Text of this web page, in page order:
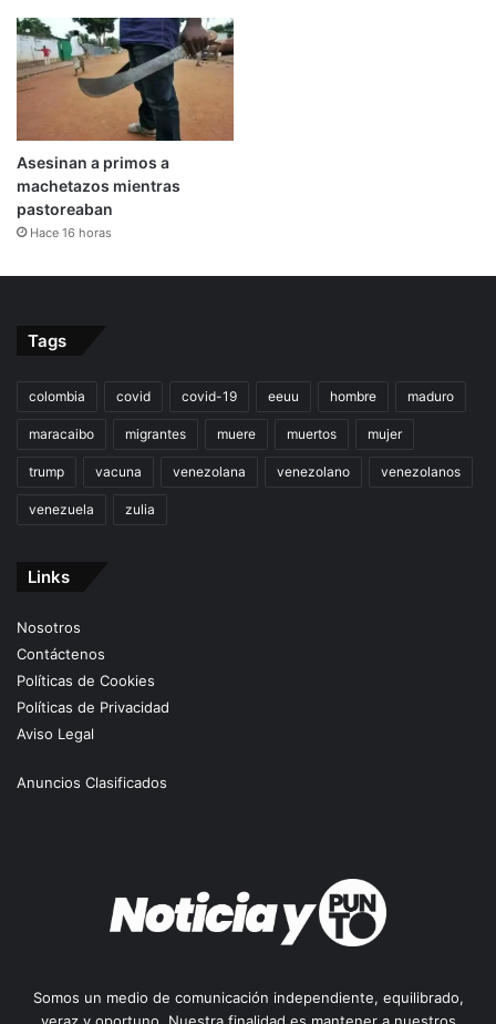
Asesinan a primos a
machetazos mientras
pastoreaban
Hace 16 horas
Tags
colombia covid covid-19 eeuu hombre maduro
maracaibo migrantes muere muertos mujer
trump vacuna venezolana venezolano venezolanos
venezuela zulia
Links
Nosotros
Contáctenos
Políticas de Cookies
Políticas de Privacidad
Aviso Legal
Anuncios Clasificados
Somos un medio de comunicación independiente, equilibrado,
veraz y oportuno. Nuestra finalidad es mantener a nuestros